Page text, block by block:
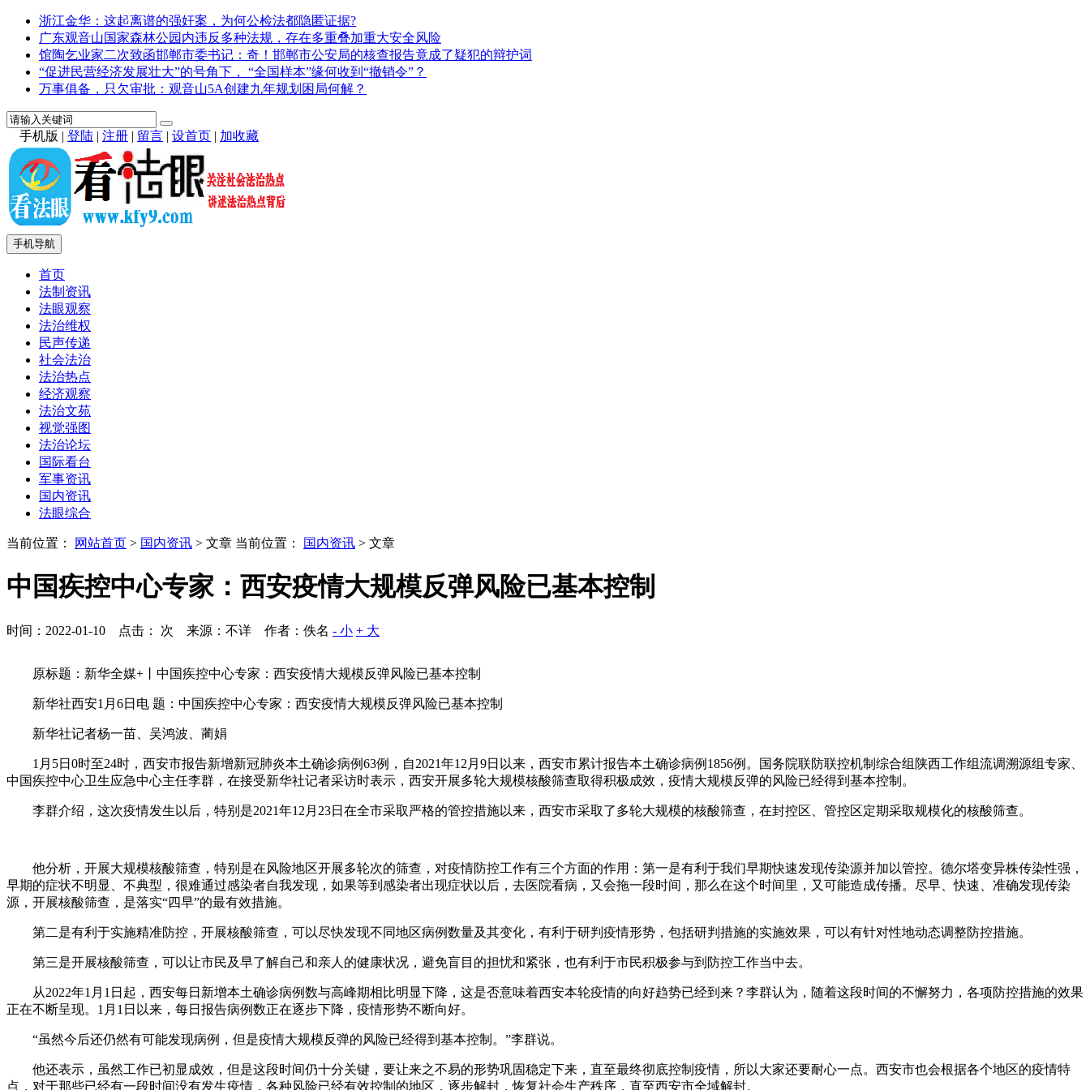
浙江金华：这起离谱的强奸案，为何公检法都隐匿证据?
广东观音山国家森林公园内违反多种法规，存在多重叠加重大安全风险
馆陶乞业家二次致函邯郸市委书记：奇！邯郸市公安局的核查报告竟成了疑犯的辩护词
“促进民营经济发展壮大”的号角下， “全国样本”缘何收到“撤销令”？
万事俱备，只欠审批：观音山5A创建九年规划困局何解？
手机版 | 登陆 | 注册 | 留言 | 设首页 | 加收藏
手机导航
首页
法制资讯
法眼观察
法治维权
民声传递
社会法治
法治热点
经济观察
法治文苑
视觉强图
法治论坛
国际看台
军事资讯
国内资讯
法眼综合
当前位置： 网站首页 > 国内资讯 > 文章 当前位置： 国内资讯 > 文章
中国疾控中心专家：西安疫情大规模反弹风险已基本控制
时间：2022-01-10 点击： 次 来源：不详 作者：佚名 - 小 + 大
原标题：新华全媒+丨中国疾控中心专家：西安疫情大规模反弹风险已基本控制
新华社西安1月6日电 题：中国疾控中心专家：西安疫情大规模反弹风险已基本控制
新华社记者杨一苗、吴鸿波、蔺娟
1月5日0时至24时，西安市报告新增新冠肺炎本土确诊病例63例，自2021年12月9日以来，西安市累计报告本土确诊病例1856例。国务院联防联控机制综合组陕西工作组流调溯源组专家、
中国疾控中心卫生应急中心主任李群，在接受新华社记者采访时表示，西安开展多轮大规模核酸筛查取得积极成效，疫情大规模反弹的风险已经得到基本控制。
李群介绍，这次疫情发生以后，特别是2021年12月23日在全市采取严格的管控措施以来，西安市采取了多轮大规模的核酸筛查，在封控区、管控区定期采取规模化的核酸筛查。
他分析，开展大规模核酸筛查，特别是在风险地区开展多轮次的筛查，对疫情防控工作有三个方面的作用：第一是有利于我们早期快速发现传染源并加以管控。德尔塔变异株传染性强，
早期的症状不明显、不典型，很难通过感染者自我发现，如果等到感染者出现症状以后，去医院看病，又会拖一段时间，那么在这个时间里，又可能造成传播。尽早、快速、准确发现传染
源，开展核酸筛查，是落实“四早”的最有效措施。
第二是有利于实施精准防控，开展核酸筛查，可以尽快发现不同地区病例数量及其变化，有利于研判疫情形势，包括研判措施的实施效果，可以有针对性地动态调整防控措施。
第三是开展核酸筛查，可以让市民及早了解自己和亲人的健康状况，避免盲目的担忧和紧张，也有利于市民积极参与到防控工作当中去。
从2022年1月1日起，西安每日新增本土确诊病例数与高峰期相比明显下降，这是否意味着西安本轮疫情的向好趋势已经到来？李群认为，随着这段时间的不懈努力，各项防控措施的效果
正在不断呈现。1月1日以来，每日报告病例数正在逐步下降，疫情形势不断向好。
“虽然今后还仍然有可能发现病例，但是疫情大规模反弹的风险已经得到基本控制。”李群说。
他还表示，虽然工作已初显成效，但是这段时间仍十分关键，要让来之不易的形势巩固稳定下来，直至最终彻底控制疫情，所以大家还要耐心一点。西安市也会根据各个地区的疫情特
点，对于那些已经有一段时间没有发生疫情，各种风险已经有效控制的地区，逐步解封，恢复社会生产秩序，直至西安市全域解封。